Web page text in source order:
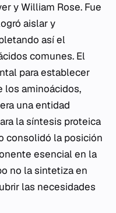
y William Rose. Fue
aislar y
así el
comunes. El
para establecer
los aminoácidos,
una entidad
la síntesis proteica
consolidó la posición
esencial en la
no la sintetiza en
las necesidades